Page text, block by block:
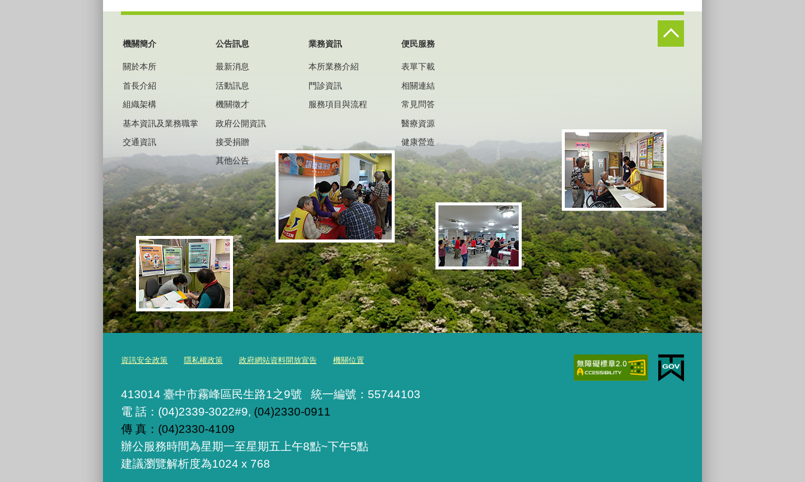
機關簡介
關於本所
首長介紹
組織架構
基本資訊及業務職掌
交通資訊
公告訊息
最新消息
活動訊息
機關徵才
政府公開資訊
接受捐贈
其他公告
業務資訊
本所業務介紹
門診資訊
服務項目與流程
便民服務
表單下載
相關連結
常見問答
醫療資源
健康營造
資訊安全政策 隱私權政策 政府網站資料開放宣告 機關位置
413014 臺中市霧峰區民生路1之9號 統一編號：55744103
電 話：(04)2339-3022#9, (04)2330-0911
傳 真：(04)2330-4109
辦公服務時間為星期一至星期五上午8點~下午5點
建議瀏覽解析度為1024 x 768